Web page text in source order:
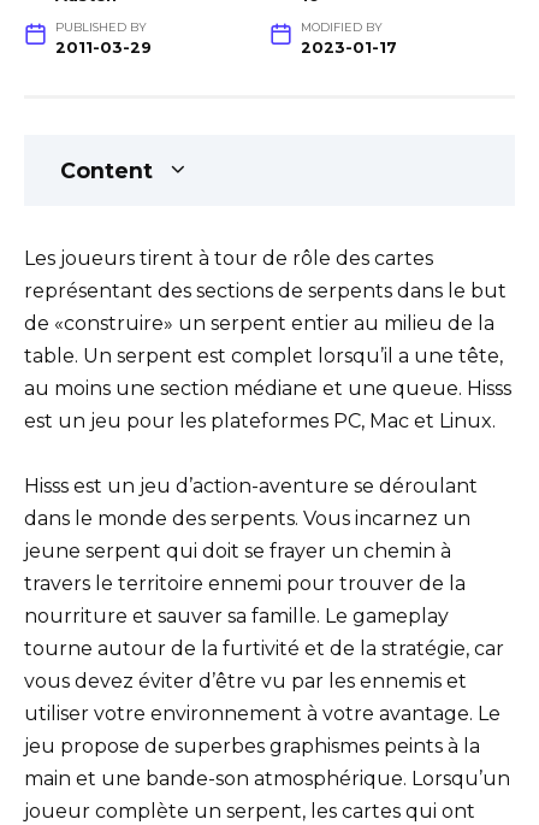
PUBLISHED BY
2011-03-29
MODIFIED BY
2023-01-17
Content
Les joueurs tirent à tour de rôle des cartes
représentant des sections de serpents dans le but
de «construire» un serpent entier au milieu de la
table. Un serpent est complet lorsqu’il a une tête,
au moins une section médiane et une queue. Hisss
est un jeu pour les plateformes PC, Mac et Linux.
Hisss est un jeu d’action-aventure se déroulant
dans le monde des serpents. Vous incarnez un
jeune serpent qui doit se frayer un chemin à
travers le territoire ennemi pour trouver de la
nourriture et sauver sa famille. Le gameplay
tourne autour de la furtivité et de la stratégie, car
vous devez éviter d’être vu par les ennemis et
utiliser votre environnement à votre avantage. Le
jeu propose de superbes graphismes peints à la
main et une bande-son atmosphérique. Lorsqu’un
joueur complète un serpent, les cartes qui ont